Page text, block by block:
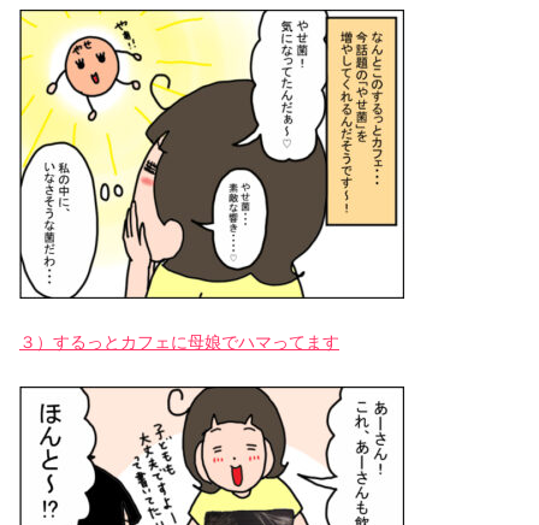
３）するっとカフェに母娘でハマってます